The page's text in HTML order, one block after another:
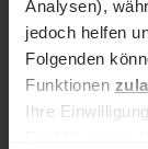
Analysen),
jedoch helfen
Folgenden
Funktionen
Ihre
Online seit 2
HR